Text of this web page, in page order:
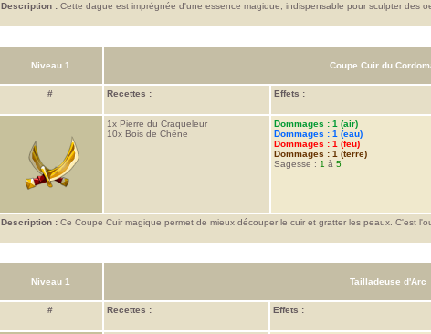
Description : Cette dague est imprégnée d'une essence magique, indispensable pour sculpter des
Niveau 1 Coupe Cuir du
# Recettes : Effets :
1x Pierre du Craqueleur
10x Bois de Chêne
Dommages : 1 (air)
Dommages : 1 (eau)
Dommages : 1 (feu)
Dommages : 1 (terre)
Sagesse : 1 à 5
Description : Ce Coupe Cuir magique permet de mieux découper le cuir et gratter les peaux. C'est
Niveau 1 Tailladeuse d'Arc
# Recettes : Effets :